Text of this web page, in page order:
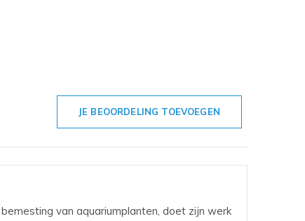
JE BEOORDELING TOEVOEGEN
van aquariumplanten, doet zijn werk